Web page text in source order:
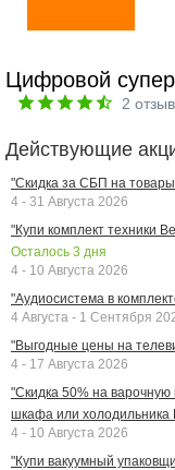
Цифровой
2
Действующие
"Скидка за СБП на
4 - 31 Августа 2026
"Купи комплект техники
Осталось 3 дня
4 - 10 Августа 2026
"Аудиосистема в
4 Августа - 1 Сентября
"Выгодные цены на
4 - 17 Августа 2026
"Скидка 50% на варочную
шкафа или холодильника
4 - 10 Августа 2026
"Купи вакуумный